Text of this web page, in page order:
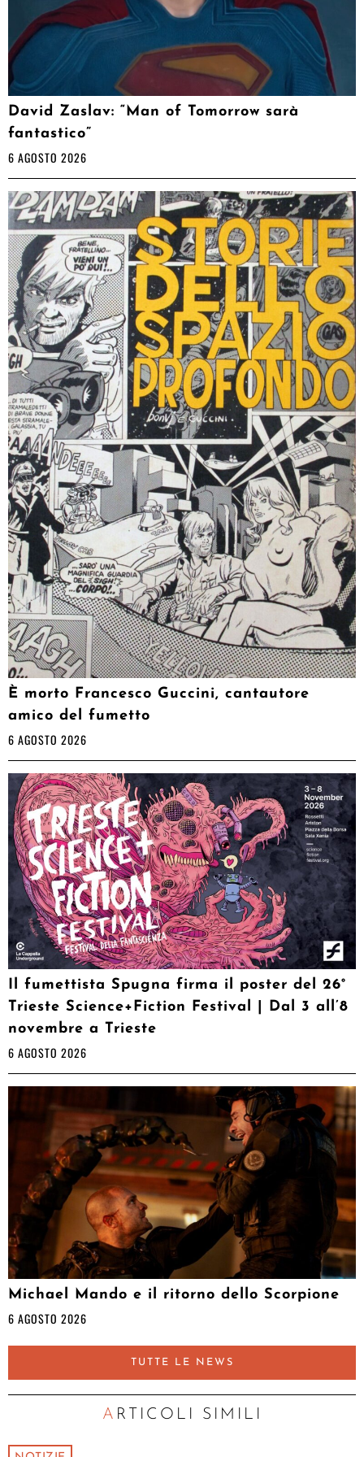
David Zaslav: “Man of Tomorrow sarà
fantastico”
6 AGOSTO 2026
È morto Francesco Guccini, cantautore
amico del fumetto
6 AGOSTO 2026
Il fumettista Spugna firma il poster del 26°
Trieste Science+Fiction Festival | Dal 3 all’8
novembre a Trieste
6 AGOSTO 2026
Michael Mando e il ritorno dello Scorpione
6 AGOSTO 2026
TUTTE LE NEWS
ARTICOLI SIMILI